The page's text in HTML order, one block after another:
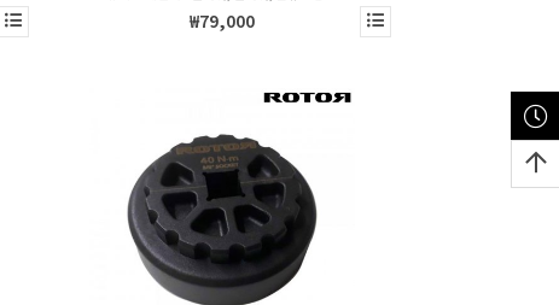
가스트 크랭크를 위한 바텀브라켓 - 2022 스페셜라이
즈드 호환
₩79,000